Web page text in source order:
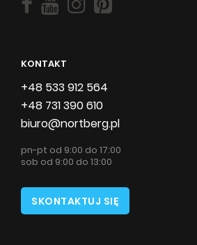
KONTAKT
+48 533 912 564
+48 731 390 610
biuro@nortberg.pl
pn-pt od 9:00 do 17:00
sob od 9:00 do 13:00
SKONTAKTUJ SIĘ